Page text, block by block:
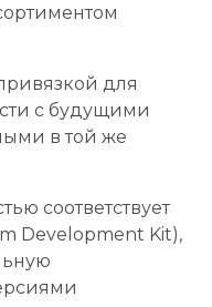
для
с будущими
в той же
соответствует
Development Kit),